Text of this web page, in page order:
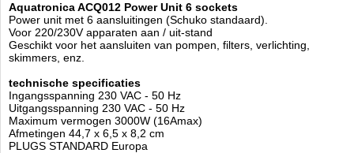
Aquatronica ACQ012 Power Unit 6 sockets
Power unit met 6 aansluitingen (Schuko standaard).
Voor 220/230V apparaten aan / uit-stand
Geschikt voor het aansluiten van pompen, filters, verlichting,
skimmers, enz.
technische specificaties
Ingangsspanning 230 VAC - 50 Hz
Uitgangsspanning 230 VAC - 50 Hz
Maximum vermogen 3000W (16Amax)
Afmetingen 44,7 x 6,5 x 8,2 cm
PLUGS STANDARD Europa